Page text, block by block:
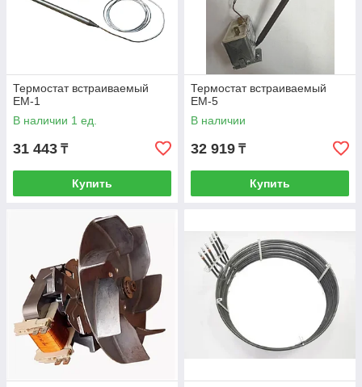
Термостат встраиваемый
ЕМ-1
В наличии 1 ед.
31 443 ₸
Купить
Термостат встраиваемый
ЕМ-5
В наличии
32 919 ₸
Купить